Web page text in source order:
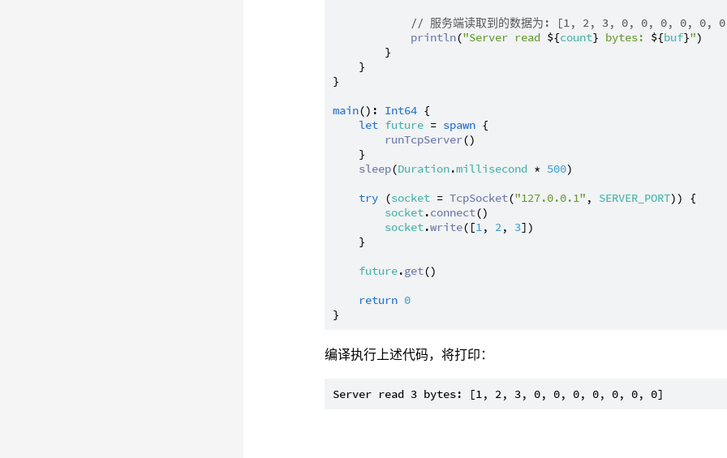
// 服务端读取到的数据为: [1, 2, 3, 0, 0, 0, 0, 0,
println("Server read ${count} bytes: ${buf}")
        }
    }
}
main(): Int64 {
let future = spawn {
runTcpServer()
    }
sleep(Duration.millisecond * 500)
try (socket = TcpSocket("127.0.0.1" , SERVER_PORT)) {
socket.connect()
socket.write([1, 2, 3])
    }
future.get()
return 0
编译执行上述代码，将打印：